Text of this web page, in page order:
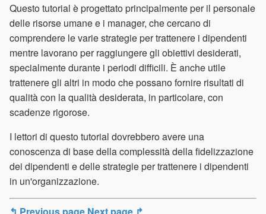
Questo tutorial è progettato principalmente per il personale
delle risorse umane e i manager, che cercano di
comprendere le varie strategie per trattenere i dipendenti
mentre lavorano per raggiungere gli obiettivi desiderati,
specialmente durante i periodi difficili. È anche utile
trattenere gli altri in modo che possano fornire risultati di
qualità con la qualità desiderata, in particolare, con
scadenze rigorose.
I lettori di questo tutorial dovrebbero avere una
conoscenza di base della complessità della fidelizzazione
dei dipendenti e delle strategie per trattenere i dipendenti
in un'organizzazione.
↰ Previous page Next page ↱